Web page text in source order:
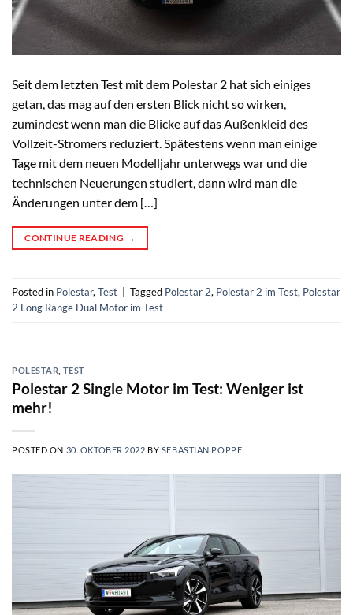
Seit dem letzten Test mit dem Polestar 2 hat sich einiges
getan, das mag auf den ersten Blick nicht so wirken,
zumindest wenn man die Blicke auf das Außenkleid des
Vollzeit-Stromers reduziert. Spätestens wenn man einige
Tage mit dem neuen Modelljahr unterwegs war und die
technischen Neuerungen studiert, dann wird man die
Änderungen unter dem […]
CONTINUE READING →
Posted in Polestar,Test Tagged Polestar 2, Polestar 2 im Test, Polestar
2 Long Range Dual Motor im Test
POLESTAR TEST
Polestar 2 Single Motor im Test: Weniger ist
mehr!
POSTED ON 30. OKTOBER 2022 BY SEBASTIAN POPPE